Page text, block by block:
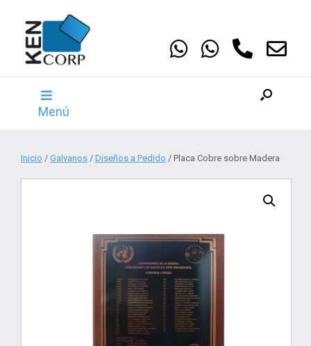
contenido
Menú
Inicio / Galvanos / Diseños a Pedido / Placa Cobre sobre Madera